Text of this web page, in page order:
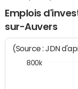
Emplois
sur-Auvers
(Source : JDN
800k